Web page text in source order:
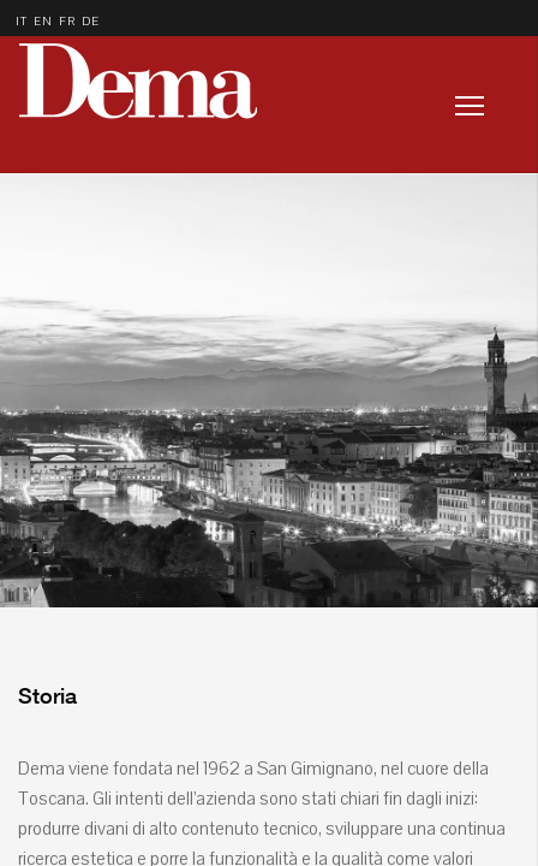
IT EN FR DE
Storia
Dema viene fondata nel 1962 a San Gimignano, nel cuore della
Toscana. Gli intenti dell’azienda sono stati chiari fin dagli inizi:
produrre divani di alto contenuto tecnico, sviluppare una continua
ricerca estetica e porre la funzionalità e la qualità come valori